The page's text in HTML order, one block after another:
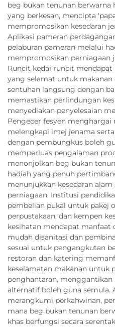
beg bukan tenunan
yang berkesan, mencipta
mempromosikan kesedaran
Aplikasi pameran
pelaburan pameran melalui
mempromosikan perniagaan
Runcit kedai runcit
yang selamat untuk
sentuhan langsung dengan
memastikan perlindungan
menyediakan penyelesaian
Pengecer fesyen menghargai
melengkapi imej jenama
dengan pembungkus boleh
memperluas pengalaman
menonjolkan beg bukan
hadiah yang penuh
menunjukkan kesedaran
perniagaan. Institusi
pembelian pukal untuk pakej
perpustakaan, dan kempen
kesihatan mendapat manfaat
mudah disanitasi dan
sesuai untuk pengangkutan
restoran dan katering
keselamatan makanan untuk
penghantaran, menggantikan
alternatif boleh guna semula.
merangkumi perkahwinan,
mana beg bukan tenunan
khas berfungsi secara